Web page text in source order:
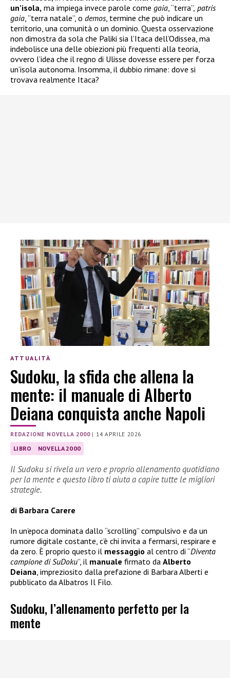
un’isola, ma impiega invece parole come gaia, “terra”, patris
gaia, “terra natale”, o demos, termine che può indicare un
territorio, una comunità o un dominio. Questa osservazione
non dimostra da sola che Paliki sia l’Itaca dell’Odissea, ma
indebolisce una delle obiezioni più frequenti alla teoria,
ovvero l’idea che il regno di Ulisse dovesse essere per forza
un’isola autonoma. Insomma, il dubbio rimane: dove si
trovava realmente Itaca?
ATTUALITÀ
Sudoku, la sfida che allena la
mente: il manuale di Alberto
Deiana conquista anche Napoli
REDAZIONE NOVELLA 2000| 14 APRILE 2026
LIBRO NOVELLA 2000
Il Sudoku si rivela un vero e proprio allenamento quotidiano
per la mente e questo libro ti aiuta a capire tutte le migliori
strategie.
di Barbara Carere
In un’epoca dominata dallo “scrolling” compulsivo e da un
rumore digitale costante, c’è chi invita a fermarsi, respirare e
da zero. È proprio questo il messaggio al centro di “Diventa
campione di SuDoku”, il manuale firmato da Alberto
Deiana, impreziosito dalla prefazione di Barbara Alberti e
pubblicato da Albatros Il Filo.
Sudoku, l’allenamento perfetto per la
mente